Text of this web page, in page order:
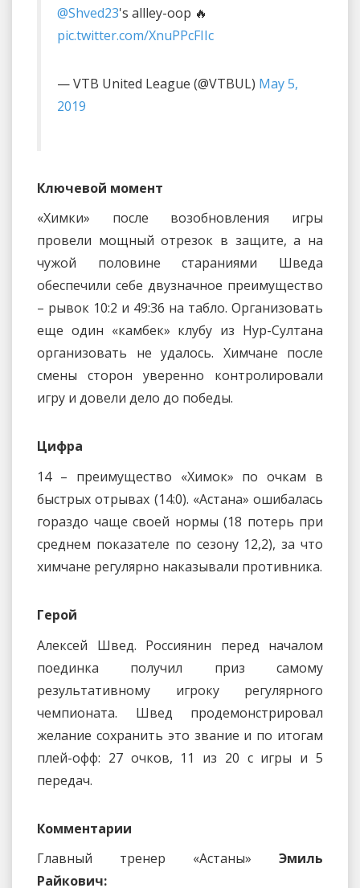
@Shved23's allley-oop 🔥
pic.twitter.com/XnuPPcFIIc
— VTB United League (@VTBUL) May 5,
2019
Ключевой момент
«Химки» после возобновления игры
провели мощный отрезок в защите, а на
чужой половине стараниями Шведа
обеспечили себе двузначное преимущество
– рывок 10:2 и 49:36 на табло. Организовать
еще один «камбек» клубу из Нур-Султана
организовать не удалось. Химчане после
смены сторон уверенно контролировали
игру и довели дело до победы.
Цифра
14 – преимущество «Химок» по очкам в
быстрых отрывах (14:0). «Астана» ошибалась
гораздо чаще своей нормы (18 потерь при
среднем показателе по сезону 12,2), за что
химчане регулярно наказывали противника.
Герой
Алексей Швед. Россиянин перед началом
поединка получил приз самому
результативному игроку регулярного
чемпионата. Швед продемонстрировал
желание сохранить это звание и по итогам
плей-офф: 27 очков, 11 из 20 с игры и 5
передач.
Комментарии
Главный тренер «Астаны» Эмиль
Райкович: